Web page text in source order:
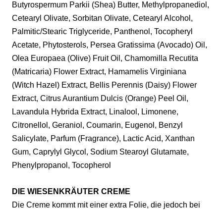
Butyrospermum Parkii (Shea) Butter, Methylpropanediol,
Cetearyl Olivate, Sorbitan Olivate, Cetearyl Alcohol,
Palmitic/Stearic Triglyceride, Panthenol, Tocopheryl
Acetate, Phytosterols, Persea Gratissima (Avocado) Oil,
Olea Europaea (Olive) Fruit Oil, Chamomilla Recutita
(Matricaria) Flower Extract, Hamamelis Virginiana
(Witch Hazel) Extract, Bellis Perennis (Daisy) Flower
Extract, Citrus Aurantium Dulcis (Orange) Peel Oil,
Lavandula Hybrida Extract, Linalool, Limonene,
Citronellol, Geraniol, Coumarin, Eugenol, Benzyl
Salicylate, Parfum (Fragrance), Lactic Acid, Xanthan
Gum, Caprylyl Glycol, Sodium Stearoyl Glutamate,
Phenylpropanol, Tocopherol
DIE WIESENKRÄUTER CREME
Die Creme kommt mit einer extra Folie, die jedoch bei